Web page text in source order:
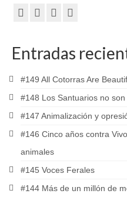
Entradas
#149 All Cotorras Are
#148 Los Santuarios no
#147 Animalización y
#146 Cinco años contra
animales
#145 Voces Ferales
#144 Más de un millón de